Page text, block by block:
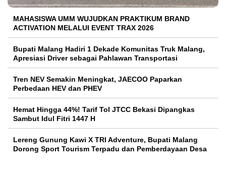
MAHASISWA UMM WUJUDKAN PRAKTIKUM BRAND
ACTIVATION MELALUI EVENT TRAX 2026
Bupati Malang Hadiri 1 Dekade Komunitas Truk Malang,
Apresiasi Driver sebagai Pahlawan Transportasi
Tren NEV Semakin Meningkat, JAECOO Paparkan
Perbedaan HEV dan PHEV
Hemat Hingga 44%! Tarif Tol JTCC Bekasi Dipangkas
Sambut Idul Fitri 1447 H
Lereng Gunung Kawi X TRI Adventure, Bupati Malang
Dorong Sport Tourism Terpadu dan Pemberdayaan Desa